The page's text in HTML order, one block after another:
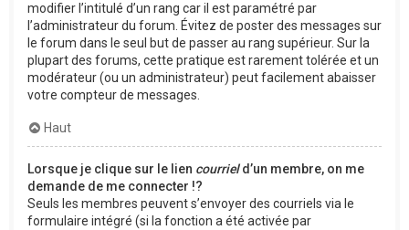
modifier l’intitulé d’un rang car il est paramétré par
l’administrateur du forum. Évitez de poster des messages sur
le forum dans le seul but de passer au rang supérieur. Sur la
plupart des forums, cette pratique est rarement tolérée et un
modérateur (ou un administrateur) peut facilement abaisser
votre compteur de messages.
Haut
Lorsque je clique sur le lien courrield’un membre, on me
demande de me connecter !?
Seuls les membres peuvent s’envoyer des courriels via le
formulaire intégré (si la fonction a été activée par